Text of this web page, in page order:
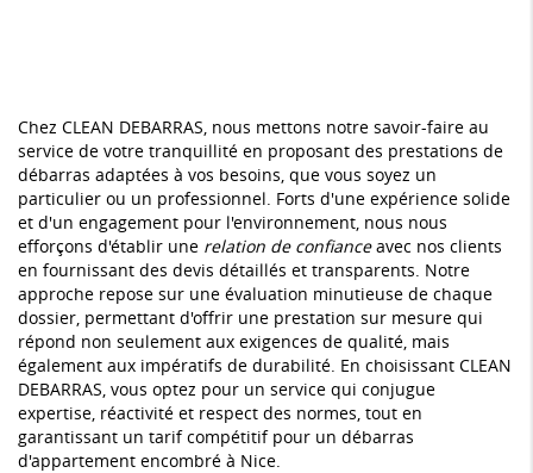
Chez CLEAN DEBARRAS, nous mettons notre savoir-faire au
service de votre tranquillité en proposant des prestations de
débarras adaptées à vos besoins, que vous soyez un
particulier ou un professionnel. Forts d'une expérience solide
et d'un engagement pour l'environnement, nous nous
efforçons d'établir une relation de confianceavec nos clients
en fournissant des devis détaillés et transparents. Notre
approche repose sur une évaluation minutieuse de chaque
dossier, permettant d'offrir une prestation sur mesure qui
répond non seulement aux exigences de qualité, mais
également aux impératifs de durabilité. En choisissant CLEAN
DEBARRAS, vous optez pour un service qui conjugue
expertise, réactivité et respect des normes, tout en
garantissant un tarif compétitif pour un débarras
d'appartement encombré à Nice.